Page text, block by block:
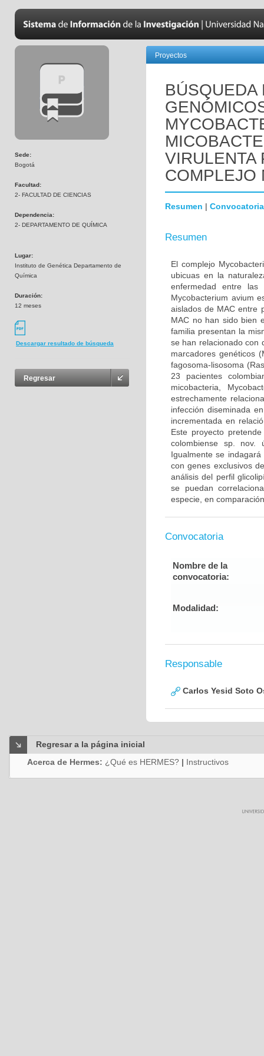
Sede:
Bogotá
Facultad:
2- FACULTAD DE CIENCIAS
Dependencia:
2- DEPARTAMENTO DE QUÍMICA
Lugar:
Instituto de Genética Departamento de
Química
Duración:
12 meses
Descargar resultado de búsqueda
Regresar
Proyectos
BÚSQUEDA
VIRULENTA
COMPLEJO
Resumen | Convocatoria
Resumen
El complejo
ubicuas en la
enfermedad entre las
Mycobacterium avium
aislados de MAC entre
MAC no han sido bien
familia presentan la
se han relacionado con
marcadores genéticos
fagosoma-lisosoma
23 pacientes
micobacteria,
estrechamente
infección diseminada
incrementada en
Este proyecto
colombiense sp. nov.
Igualmente se
con genes exclusivos
análisis del perfil
se puedan
especie, en
Convocatoria
Nombre de la
convocatoria:
Modalidad:
Responsable
Carlos Yesid Soto
Regresar a la página inicial
Acerca de Hermes: ¿Qué es HERMES? | Instructivos